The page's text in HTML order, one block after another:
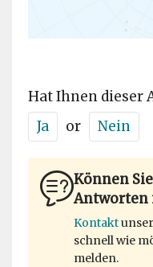
Hat Ihnen dieser
Ja
or Nein
Können
Antworten
Kontakt
schnell wie
melden.